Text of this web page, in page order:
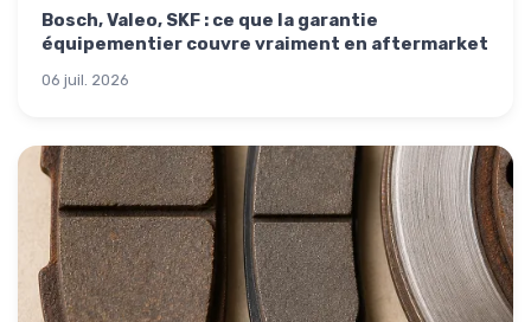
Bosch, Valeo, SKF : ce que la garantie
équipementier couvre vraiment en aftermarket
06 juil. 2026